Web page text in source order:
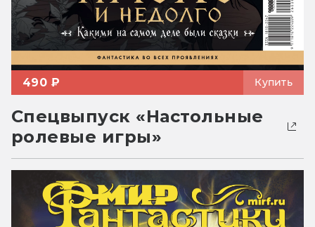
490 ₽ Купить
Спецвыпуск «Настольные
ролевые игры»